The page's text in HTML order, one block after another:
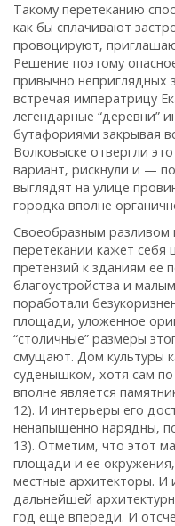
Такому перетеканию
как бы сплачивают
провоцируют‚
Решение поэтому
привычно неприглядных
встречая императрицу
легендарные “деревни”
бутафориями закрывая
Волковыске отвергли
вариант‚ рискнули и —
выглядят на улице
городка вполне
Своеобразным
перетекании кажет
претензий к зданиям ее
благоустройства и
поработали
площади‚ уложенное
“столичные” размеры
смущают. Дом культуры
суденышком‚ хотя сам
вполне является
12). И интерьеры его
ненапыщенно нарядны‚
13). Отметим‚ что этот
площади и ее
местные архитекторы. И
дальнейшей
год еще впереди. И